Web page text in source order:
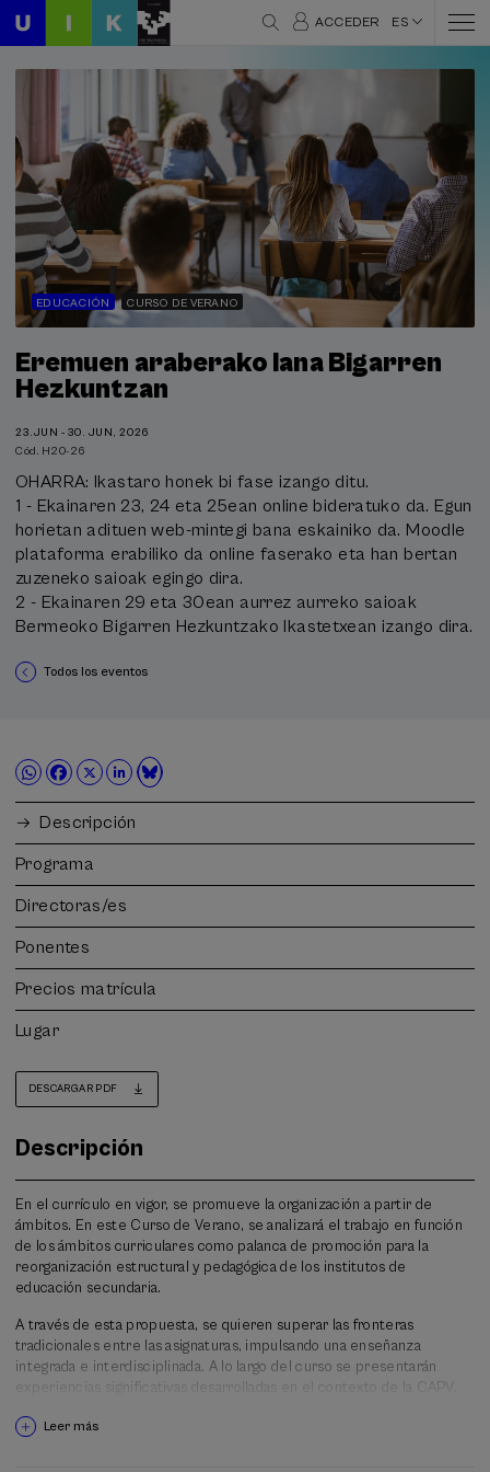
ACCEDER ES
EDUCACIÓN CURSO DE VERANO
Eremuen araberako lana Bigarren
Hezkuntzan
23.JUN - 30. JUN, 2026
Cód. H20-26
OHARRA: Ikastaro honek bi fase izango ditu.
1 - Ekainaren 23, 24 eta 25ean online bideratuko da. Egun
horietan adituen web-mintegi bana eskainiko da. Moodle
plataforma erabiliko da online faserako eta han bertan
zuzeneko saioak egingo dira.
2 - Ekainaren 29 eta 30ean aurrez aurreko saioak
Bermeoko Bigarren Hezkuntzako Ikastetxean izango dira.
Todos los eventos
Descripción
Programa
Directoras/es
Ponentes
Precios matrícula
Lugar
DESCARGAR PDF
Descripción
En el currículo en vigor, se promueve la organización a partir de
ámbitos. En este Curso de Verano, se analizará el trabajo en función
de los ámbitos curriculares como palanca de promoción para la
reorganización estructural y pedagógica de los institutos de
educación secundaria.
A través de esta propuesta, se quieren superar las fronteras
tradicionales entre las asignaturas, impulsando una enseñanza
integrada e interdisciplinada. A lo largo del curso se presentarán
experiencias significativas desarrolladas en el contexto de la CAPV,
"Eremuak Lantzen", y se compararán con otros modelos de
Leer más